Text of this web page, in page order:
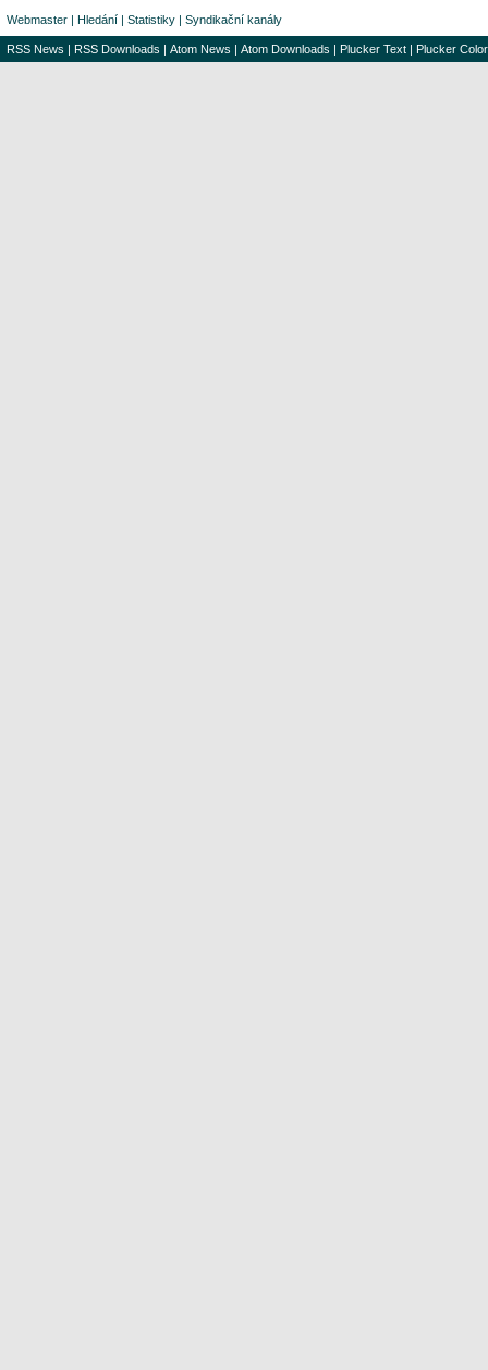
Webmaster | Hledání | Statistiky | Syndikační kanály
RSS News | RSS Downloads | Atom News | Atom Downloads | Plucker Text | Plucker Color